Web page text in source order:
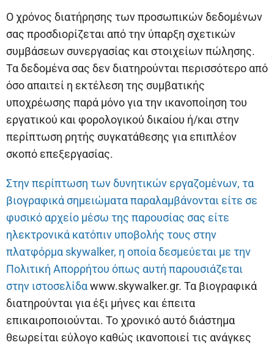
Ο χρόνος διατήρησης των προσωπικών δεδομένων
σας προσδιορίζεται από την ύπαρξη σχετικών
συμβάσεων συνεργασίας και στοιχείων πώλησης.
Τα δεδομένα σας δεν διατηρούνται περισσότερο από
όσο απαιτεί η εκτέλεση της συμβατικής
υποχρέωσης παρά μόνο για την ικανοποίηση του
εργατικού και φορολογικού δικαίου ή/και στην
περίπτωση ρητής συγκατάθεσης για επιπλέον
σκοπό επεξεργασίας.
Στην περίπτωση των δυνητικών εργαζομένων, τα
βιογραφικά σημειώματα παραλαμβάνονται είτε σε
φυσικό αρχείο μέσω της παρουσίας σας είτε
ηλεκτρονικά κατόπιν υποβολής τους στην
πλατφόρμα skywalker, η οποία δεσμεύεται με την
Πολιτική Απορρήτου όπως αυτή παρουσιάζεται
στην ιστοσελίδαwww.skywalker.gr. Τα βιογραφικά
διατηρούνται για έξι μήνες και έπειτα
επικαιροποιούνται. Το χρονικό αυτό διάστημα
θεωρείται εύλογο καθώς ικανοποιεί τις ανάγκες